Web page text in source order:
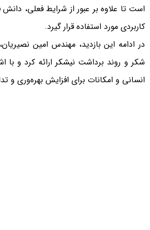
است تا علاوه بر عبور از شرایط فعلی،
کاربردی مورد استفاده قرار گیرد.
در ادامه این بازدید، مهندس امین
شکر و روند برداشت نیشکر ارائه کرد و با
انسانی و امکانات برای افزایش بهره‌وری و